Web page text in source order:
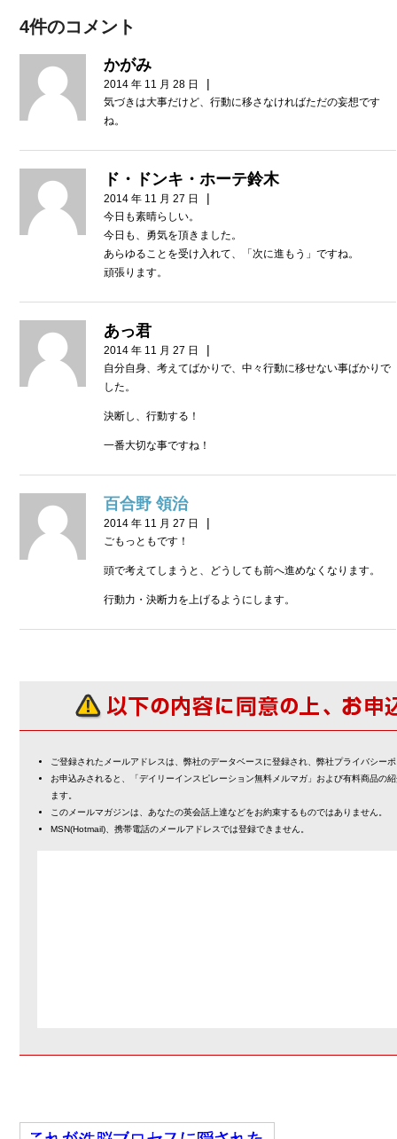
4件のコメント
かがみ
2014 年 11 月 28 日 |
気づきは大事だけど、行動に移さなければただの妄想です
ね。
ド・ドンキ・ホーテ鈴木
2014 年 11 月 27 日 |
今日も素晴らしい。
今日も、勇気を頂きました。
あらゆることを受け入れて、「次に進もう」ですね。
頑張ります。
あっ君
2014 年 11 月 27 日 |
自分自身、考えてばかりで、中々行動に移せない事ばかりで
した。
決断し、行動する！
一番大切な事ですね！
百合野 領治
2014 年 11 月 27 日 |
ごもっともです！
頭で考えてしまうと、どうしても前へ進めなくなります。
行動力・決断力を上げるようにします。
ご登録されたメールアドレスは、弊社のデータベースに登録され、弊社プライバシー
お申込みされると、「デイリーインスピレーション無料メルマガ」および有料商品の
ます。
このメールマガジンは、あなたの英会話上達などをお約束するものではありません。
MSN(Hotmail)、携帯電話のメールアドレスでは登録できません。